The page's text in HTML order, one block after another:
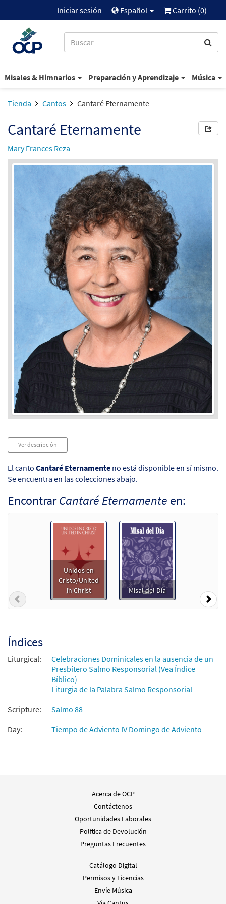
Iniciar sesión Español Carrito (0)
Misales & Himnarios Preparación y Aprendizaje Música
Tienda Cantos Cantaré Eternamente
Cantaré Eternamente
Mary Frances Reza
Ver descripción
El canto Cantaré Eternamente no está disponible en sí mismo.
Se encuentra en las colecciones abajo.
EncontrarCantaré Eternamente en:
Unidos en
Cristo/United
in Christ
Misal del Día
Previous
Índices
Liturgical:
Celebraciones Dominicales en la ausencia de un
Presbítero Salmo Responsorial (Vea Índice
Bíblico)
Liturgia de la Palabra Salmo Responsorial
Scripture:
Salmo 88
Day:
Tiempo de Adviento IV Domingo de Adviento
Acerca de OCP
Contáctenos
Oportunidades Laborales
Polftica de Devolución
Preguntas Frecuentes
Catálogo Digital
Permisos y Licencias
Envíe Música